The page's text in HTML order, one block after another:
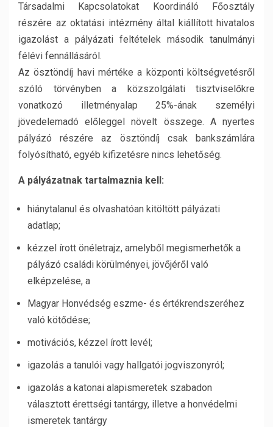
Társadalmi Kapcsolatokat Koordináló Főosztály
részére az oktatási intézmény által kiállított hivatalos
igazolást a pályázati feltételek második tanulmányi
félévi fennállásáról.
Az ösztöndíj havi mértéke a központi költségvetésről
szóló törvényben a közszolgálati tisztviselőkre
vonatkozó illetményalap 25%-ának személyi
jövedelemadó előleggel növelt összege. A nyertes
pályázó részére az ösztöndíj csak bankszámlára
folyósítható, egyéb kifizetésre nincs lehetőség.
A pályázatnak tartalmaznia kell:
hiánytalanul és olvashatóan kitöltött pályázati
adatlap;
kézzel írott önéletrajz, amelyből megismerhetők a
pályázó családi körülményei, jövőjéről való
elképzelése, a
Magyar Honvédség eszme- és értékrendszeréhez
való kötődése;
motivációs, kézzel írott levél;
igazolás a tanulói vagy hallgatói jogviszonyról;
igazolás a katonai alapismeretek szabadon
választott érettségi tantárgy, illetve a honvédelmi
ismeretek tantárgy